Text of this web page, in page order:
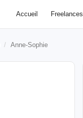
Accueil Freelances
Anne-Sophie